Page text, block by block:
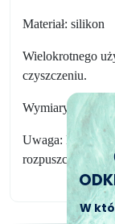
Materiał: silikon
Wielokrotnego
czyszczeniu.
Wymiary formy:
Uwaga: Do
W